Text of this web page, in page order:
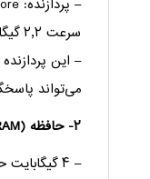
سرعت ۲٫۲ گیگاهرتز.
– این
می‌تواند
۲- حافظه (RAM):